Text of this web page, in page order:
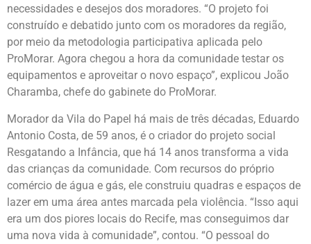
necessidades e desejos dos moradores. “O projeto foi
construído e debatido junto com os moradores da região,
por meio da metodologia participativa aplicada pelo
ProMorar. Agora chegou a hora da comunidade testar os
equipamentos e aproveitar o novo espaço”, explicou João
Charamba, chefe do gabinete do ProMorar.
Morador da Vila do Papel há mais de três décadas, Eduardo
Antonio Costa, de 59 anos, é o criador do projeto social
Resgatando a Infância, que há 14 anos transforma a vida
das crianças da comunidade. Com recursos do próprio
comércio de água e gás, ele construiu quadras e espaços de
lazer em uma área antes marcada pela violência. “Isso aqui
era um dos piores locais do Recife, mas conseguimos dar
uma nova vida à comunidade”, contou. “O pessoal do